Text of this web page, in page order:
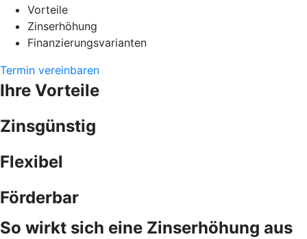
Vorteile
Zinserhöhung
Finanzierungsvarianten
Termin vereinbaren
Ihre Vorteile
Zinsgünstig
Flexibel
Förderbar
So wirkt sich eine Zinserhöhung aus